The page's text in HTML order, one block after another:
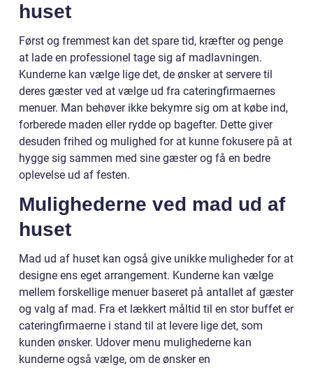
huset
Først og fremmest kan det spare tid, kræfter og penge
at lade en professionel tage sig af madlavningen.
Kunderne kan vælge lige det, de ønsker at servere til
deres gæster ved at vælge ud fra cateringfirmaernes
menuer. Man behøver ikke bekymre sig om at købe ind,
forberede maden eller rydde op bagefter. Dette giver
desuden frihed og mulighed for at kunne fokusere på at
hygge sig sammen med sine gæster og få en bedre
oplevelse ud af festen.
Mulighederne ved mad ud af
huset
Mad ud af huset kan også give unikke muligheder for at
designe ens eget arrangement. Kunderne kan vælge
mellem forskellige menuer baseret på antallet af gæster
og valg af mad. Fra et lækkert måltid til en stor buffet er
cateringfirmaerne i stand til at levere lige det, som
kunden ønsker. Udover menu mulighederne kan
kunderne også vælge, om de ønsker en